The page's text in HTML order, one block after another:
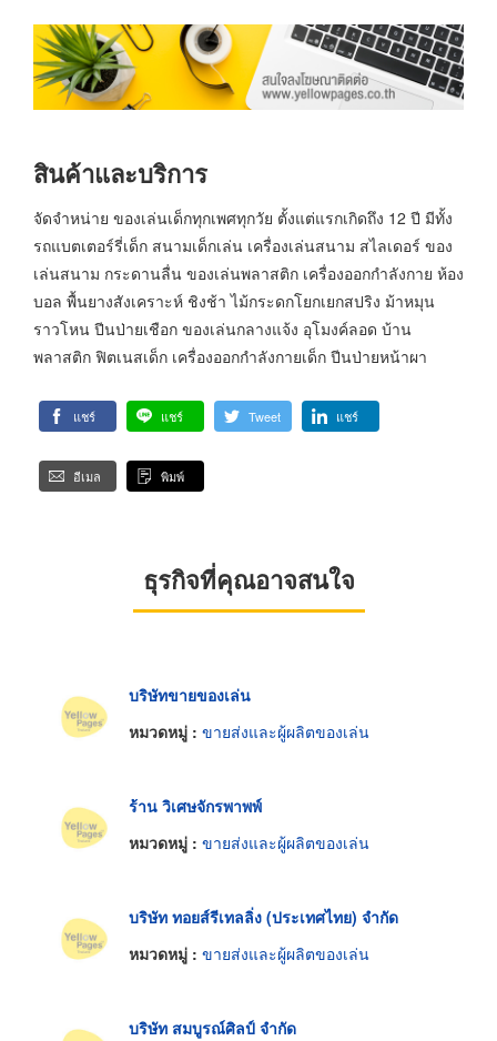
สินค้าและบริการ
จัดจำหน่าย ของเล่นเด็กทุกเพศทุกวัย ตั้งแต่แรกเกิดถึง 12 ปี มีทั้ง
รถแบตเตอร์รี่เด็ก สนามเด็กเล่น เครื่องเล่นสนาม สไลเดอร์ ของ
เล่นสนาม กระดานลื่น ของเล่นพลาสติก เครื่องออกกำลังกาย ห้อง
บอล พื้นยางสังเคราะห์ ชิงช้า ไม้กระดกโยกเยกสปริง ม้าหมุน
ราวโหน ปีนป่ายเชือก ของเล่นกลางแจ้ง อุโมงค์ลอด บ้าน
พลาสติก ฟิตเนสเด็ก เครื่องออกกำลังกายเด็ก ปีนป่ายหน้าผา
แชร์ แชร์ Tweet แชร์
อีเมล พิมพ์
ธุรกิจที่คุณอาจสนใจ
บริษัทขายของเล่น
หมวดหมู่ : ขายส่งและผู้ผลิตของเล่น
ร้าน วิเศษจักรพาพพ์
หมวดหมู่ : ขายส่งและผู้ผลิตของเล่น
บริษัท ทอยส์รีเทลลิ่ง (ประเทศไทย) จำกัด
หมวดหมู่ : ขายส่งและผู้ผลิตของเล่น
บริษัท สมบูรณ์ศิลป์ จำกัด